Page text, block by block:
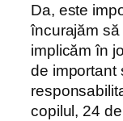
Da, este
încurajăm
implicăm în
de important
copilul, 24